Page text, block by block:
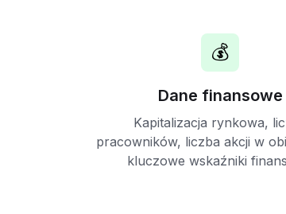
💰
Dane finansowe
Kapitalizacja rynkowa,
pracowników, liczba akcji w
kluczowe wskaźniki